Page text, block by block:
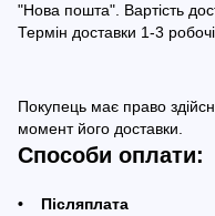
"Нова пошта". Вартість
Термін доставки 1-3 робочі
Покупець має право
момент його доставки.
Способи оплати:
• Післяплата